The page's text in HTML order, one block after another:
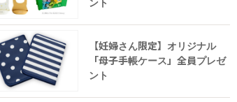
ント
【妊婦さん限定】オリジナル
「母子手帳ケース」全員プレゼ
ント